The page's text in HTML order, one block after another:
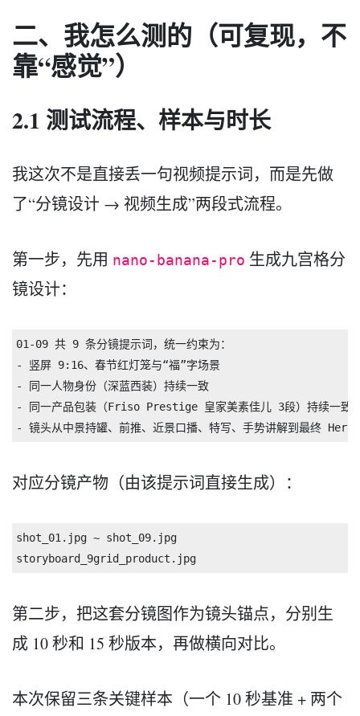
二、我怎么测的（可复现，不
靠“感觉”）
2.1 测试流程、样本与时长
我这次不是直接丢一句视频提示词，而是先做
了“分镜设计 → 视频生成”两段式流程。
第一步，先用 nano-banana-pro 生成九宫格分
镜设计：
01-09 共 9 条分镜提示词，统一约束为：
- 竖屏 9:16、春节红灯笼与“福”字场景
- 同一人物身份（深蓝西装）持续一致
- 同一产品包装（Friso Prestige 皇家美素佳儿 3段）持续一致
对应分镜产物（由该提示词直接生成）：
shot_01.jpg ~ shot_09.jpg
第二步，把这套分镜图作为镜头锚点，分别生
成 10 秒和 15 秒版本，再做横向对比。
本次保留三条关键样本（一个 10 秒基准 + 两个